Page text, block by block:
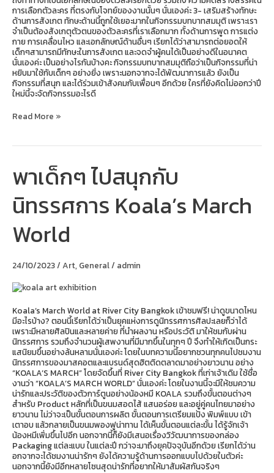
การเลือกตัวละคร ที่ตรงกับโจทย์ของงานนั้นๆ นั่นเองค่ะ 3- เสริมสร้างทักษะ
ด้านการสังเกต ทักษะด้านนี้ถูกใช้เยอะมากในกิจกรรมบทบาทสมมุติ เพราะเรา
จำเป็นต้องสังเกตุตัวตนของตัวละครที่เราเลือกมาก ทั้งด้านการพูด การแต่ง
กาย การเคลื่อนไหว และเอกลักษณ์ด้านอื่นๆ เรียกได้ว่าสามารถต่อยอดให้
เด็กๆสามารถมีทักษะในการสังเกต และจดจำผู้คนได้เป็นอย่างดีในอนาคต
นั่นเองค่ะ เป็นอย่างไรกันบ้างคะ กิจกรรมบทบาทสมมุติถือว่าเป็นกิจกรรมที่น่า
หยิบมาใช้กับเด็กๆ อย่างยิ่ง เพราะนอกจากจะได้พัฒนาการแล้ว ยังเป็น
กิจกรรมที่สนุก และได้ร่วมเข้าสังคมกับเพื่อนๆ อีกด้วย ใครที่ยังคิดไม่ออกว่าปี
ใหม่นี้จะจัดกิจกรรมอะไรดี
Read More »
พาเด็กๆ ไปสนุกกับ
นิทรรศการ Koala’s March
World
24/10/2023/Art, General/ admin
Koala’s March World at River City Bangkok เข้าชมฟรี! น่าดูขนาดไหน
มีอะไรบ้าง? ตอนนี้เรียกได้ว่าเป็นยุคแห่งการดูนิทรรศการศิลปะเลยก็ว่าได้
เพราะมีหลายศิลปินและหลายค่าย ที่นำผลงาน หรือประวัติ มาให้ชมกับผ่าน
นิทรรศการ รวมถึงจำนวนผู้เสพงานที่มีมากขึ้นในทุกๆ ปี จึงทำให้เกิดเป็นกระ
แสนิยมขึ้นอย่างล้นหลามนั่นเองค่ะ โดยในบทความนี้อยากชวนทุกคนไปชมงาน
นิทรรศการของมาสคอตและแบรนด์สุดฮิตติดตลาดมาอย่างยาวนาน อย่าง
“KOALA’S MARCH” โดยจัดขึ้นที่ River City Bangkok ที่เก่าเจ้าเดิม ใช้ชื่อ
งานว่า “KOALA’S MARCH WORLD” นั่นเองค่ะ โดยในงานนี้จะมีให้ชมความ
น่ารักและประวัติของตัวการ์ตูนอย่างน้องหมี KOALA รวมถึงขั้นตอนต่างๆ
สำหรับ Product หลักที่เป็นขนมสอดไส้ แสนอร่อย และอยู่คู่คนไทยมาอย่าง
ยาวนาน ไม่ว่าจะเป็นขั้นตอนการผลิต ขั้นตอนการเตรียมแป้ง พิมพ์แบบ เข้า
เตาอบ แล้วกลายเป็นขนมพองฟูน่าทาน ได้เห็นขั้นตอนแต่ละขั้น ได้รู้จักเจ้า
น้องหมีเพิ่มขึ้นไปอีก นอกจากนี้ก็ยังมีเสนอเรื่องวิวัฒนาการของกล่อง
Packaging แต่ละแบบ ในแต่ละปี กว่าจะมาถึงยุคปัจจุบันอีกด้วย เรียกได้ว่าน
อกจากจะได้ชมงานน่ารักๆ ยังได้ความรู้ด้านการออกแบบไปด้วยในตัวค่ะ
นอกจากนี้ยังมีอีกหลายโซนสุดน่ารักที่อยากให้มาสัมผัสกันจริงๆ
เด็กๆ
ไป
สนุก
กับ
Koala’s
March